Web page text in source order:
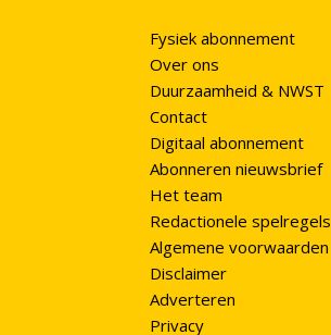
Fysiek abonnement
Over ons
Duurzaamheid & NWST
Contact
Digitaal abonnement
Abonneren nieuwsbrief
Het team
Redactionele spelregels
Algemene voorwaarden
Disclaimer
Adverteren
Privacy